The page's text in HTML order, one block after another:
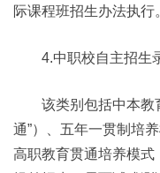
际课程班招生办法执行
4.中职校自主招生
该类别包括中本教
通”）、五年一贯制培
高职教育贯通培养模式